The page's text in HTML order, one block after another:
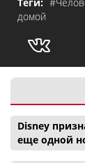
домой
Disney
еще одной